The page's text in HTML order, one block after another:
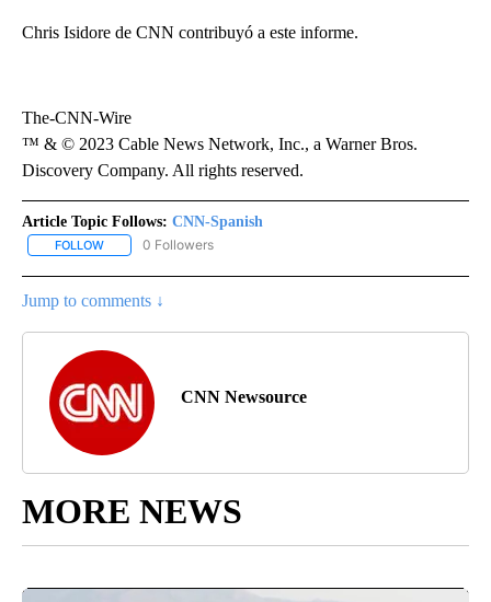
Chris Isidore de CNN contribuyó a este informe.
The-CNN-Wire
™ & © 2023 Cable News Network, Inc., a Warner Bros.
Discovery Company. All rights reserved.
Article Topic Follows: CNN-Spanish
FOLLOW FOLLOW "CNN-SPANISH" TO RECEIVE NOTIFICATIONS ABOUT
0 Followers
Jump to comments ↓
CNN Newsource
MORE NEWS